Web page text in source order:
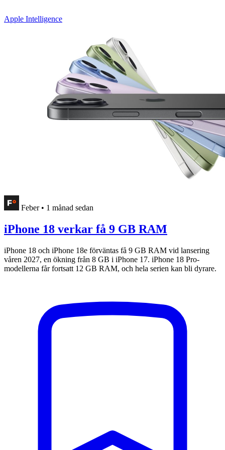
Apple Intelligence
Feber • 1 månad sedan
iPhone 18 verkar få 9 GB RAM
iPhone 18 och iPhone 18e förväntas få 9 GB RAM vid lansering
våren 2027, en ökning från 8 GB i iPhone 17. iPhone 18 Pro-
modellerna får fortsatt 12 GB RAM, och hela serien kan bli dyrare.